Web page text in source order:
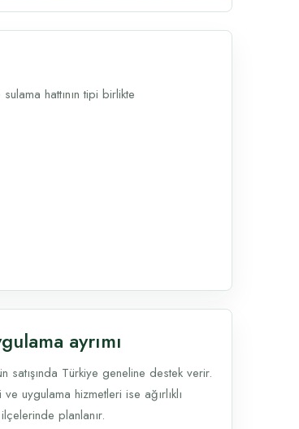
hattının tipi birlikte
ayrımı
satışında Türkiye geneline destek verir.
uygulama hizmetleri ise ağırlıklı
planlanır.